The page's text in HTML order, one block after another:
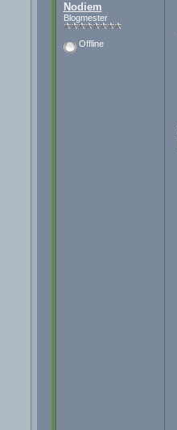
Nodiem
Blogmester
Offline